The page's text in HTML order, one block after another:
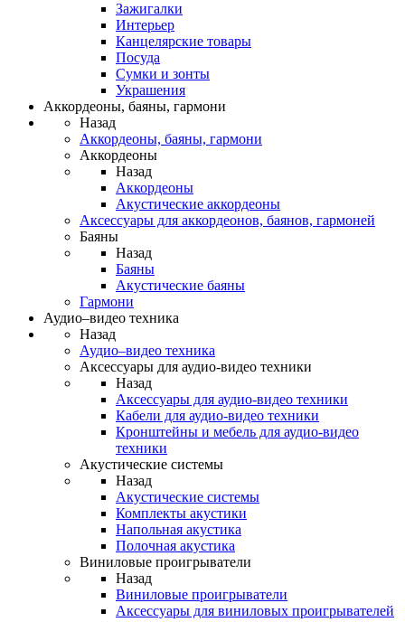
Зажигалки
Интерьер
Канцелярские товары
Посуда
Сумки и зонты
Украшения
Аккордеоны, баяны, гармони
Назад
Аккордеоны, баяны, гармони
Аккордеоны
Назад
Аккордеоны
Акустические аккордеоны
Аксессуары для аккордеонов, баянов, гармоней
Баяны
Назад
Баяны
Акустические баяны
Гармони
Аудио–видео техника
Назад
Аудио–видео техника
Аксессуары для аудио-видео техники
Назад
Аксессуары для аудио-видео техники
Кабели для аудио-видео техники
Кронштейны и мебель для аудио-видео
техники
Акустические системы
Назад
Акустические системы
Комплекты акустики
Напольная акустика
Полочная акустика
Виниловые проигрыватели
Назад
Виниловые проигрыватели
Аксессуары для виниловых проигрывателей